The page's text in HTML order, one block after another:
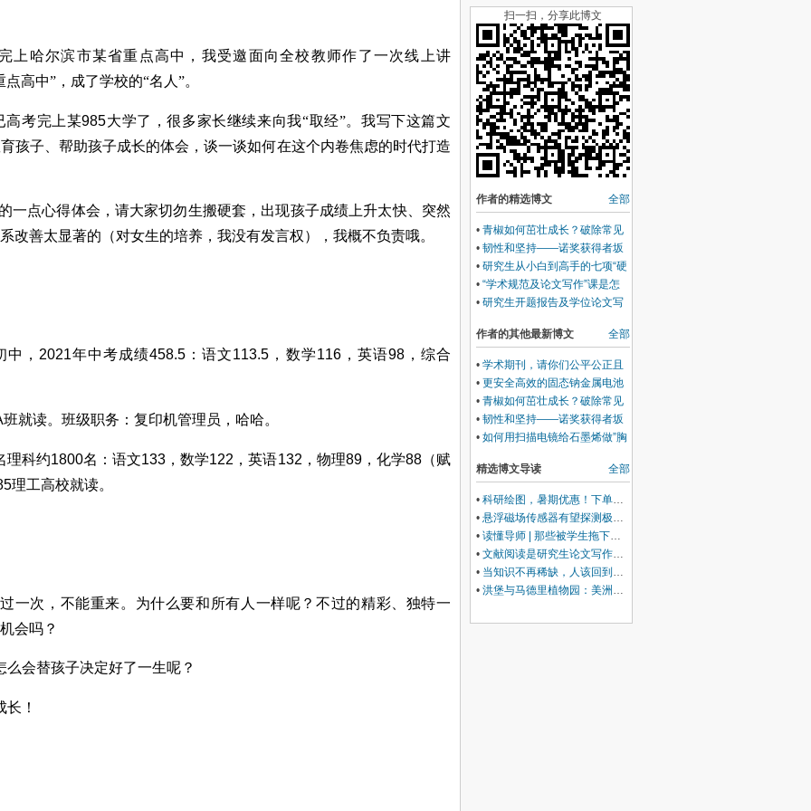
上哈尔滨市某省重点高中，我受邀面向全校教师作了一次线上讲
高中”，成了学校的“名人”。
高考完上某985大学了，很多家长继续来向我“取经”。我写下这篇文
孩子、帮助孩子成长的体会，谈一谈如何在这个内卷焦虑的时代打造
一点心得体会，请大家切勿生搬硬套，出现孩子成绩上升太快、突然
改善太显著的（对女生的培养，我没有发言权），我概不负责哦。
， 2021年中考成绩458.5 ：语文113.5 ，数学116，英语98，综合
班就读。班级职务：复印机管理员，哈哈。
理科约1800名：语文133 ，数学122 ，英语132 ，物理89，化学88（赋
理工高校就读。
一次，不能重来。为什么要和所有人一样呢？不过的精彩、独特一
会吗？
会替孩子决定好了一生呢？
！
扫一扫，分享此博文
全部
作者的精选博文
• 青椒如何茁壮成长？破除常见
瓶颈的几点建议
• 韧性和坚持——诺奖获得者坂
口志文的励志故事
• 研究生从小白到高手的七项“硬
实力”和“软技能”修炼
• “学术规范及论文写作”课是怎
么成为校精品课的？
• 研究生开题报告及学位论文写
全部
作者的其他最新博文
• 学术期刊，请你们公平公正且
温柔些
• 更安全高效的固态钠金属电池
的界面层设计：我的研究风格和
研究结果交流（六）
• 青椒如何茁壮成长？破除常见
瓶颈的几点建议
• 韧性和坚持——诺奖获得者坂
口志文的励志故事
• 如何用扫描电镜给石墨烯做”胸
交流（五）
全部
精选博文导读
• 科研绘图，暑期优惠！下单立减500元
• 悬浮磁场传感器有望探测极微弱的大脑活动
• 读懂导师 | 那些被学生拖下水的导师，是不幸的
• 文献阅读是研究生论文写作的最好导师
• 当知识不再稀缺，人该回到哪里？——准大学生的暑假，请留白
• 洪堡与马德里植物园：美洲生物地理学诞生的西班牙根基